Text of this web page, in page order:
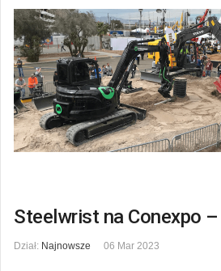
Steelwrist na Conexpo
Dział: Najnowsze 06 Mar 2023